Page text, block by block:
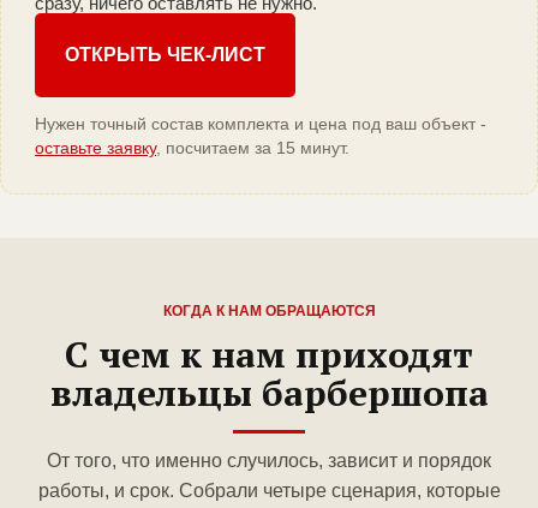
ОТКРЫТЬ ЧЕК-ЛИСТ
Нужен точный состав комплекта и цена под ваш объект -
оставьте заявку, посчитаем за 15 минут.
КОГДА К НАМ ОБРАЩАЮТСЯ
С чем к нам приходят
владельцы барбершопа
От того, что именно случилось, зависит и порядок
работы, и срок. Собрали четыре сценария, которые